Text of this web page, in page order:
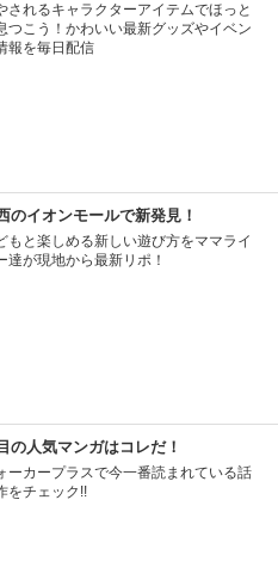
されるキャラクターアイテムでほっと
つこう！かわいい最新グッズやイベン
報を毎日配信
のイオンモールで新発見！
もと楽しめる新しい遊び方をママライ
達が現地から最新リポ！
の人気マンガはコレだ！
ーカープラスで今一番読まれている話
をチェック!!